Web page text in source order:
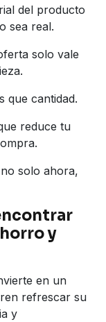
del producto
sea real.
solo vale
que cantidad.
reduce tu
solo ahora,
y
en un
refrescar su
y